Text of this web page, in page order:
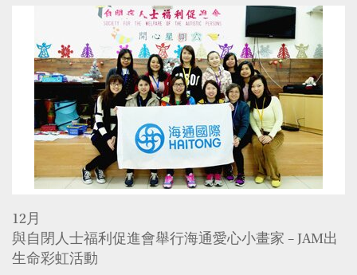
12月
與自閉人士福利促進會舉行海通愛心小畫家 – JAM出
生命彩虹活動